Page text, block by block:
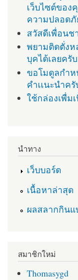
เว็บไซต์ของ
ความปลอดภั
สวัสดีเพื่อนช
พยามติดตั่งห
บุคได้เลยครั
ขอโมดูลกำห
คำเเนะนำครั
ใช้กล่องเพื่ม
นำทาง
เว็บบอร์ด
เนื้อหาล่าสุด
ผลสลากกินแ
(link is external)
สมาชิกใหม่
Thomasygd